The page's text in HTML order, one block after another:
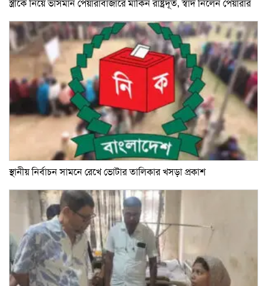
স্ত্রীকে নিয়ে ভাসমান পেয়ারাবাজারে মার্কিন রাষ্ট্রদূত, স্বাদ নিলেন পেয়ারার
স্থানীয় নির্বাচন সামনে রেখে ভোটার তালিকার খসড়া প্রকাশ